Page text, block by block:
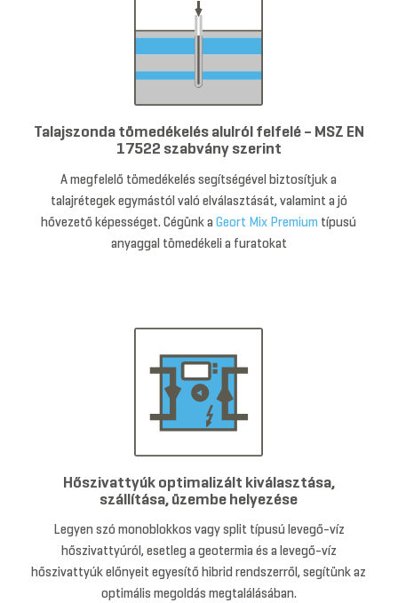
Talajszonda tömedékelés alulról felfelé – MSZ EN
17522 szabvány szerint
A megfelelő tömedékelés segítségével biztosítjuk a
talajrétegek egymástól való elválasztását, valamint a jó
hővezető képességet. Cégünk aGeort Mix Premium típusú
anyaggal tömedékeli a furatokat
Hőszivattyúk optimalizált kiválasztása,
szállítása, üzembe helyezése
Legyen szó monoblokkos vagy split típusú levegő-víz
hőszivattyúról, esetleg a geotermia és a levegő-víz
hőszivattyúk előnyeit egyesítő hibrid rendszerről, segítünk az
optimális megoldás megtalálásában.